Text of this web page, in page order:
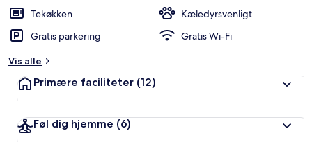
Tekøkken
Kæledyrsvenligt
Gratis parkering
Gratis Wi-Fi
Vis alle
Primære faciliteter (12)
Føl dig hjemme (6)